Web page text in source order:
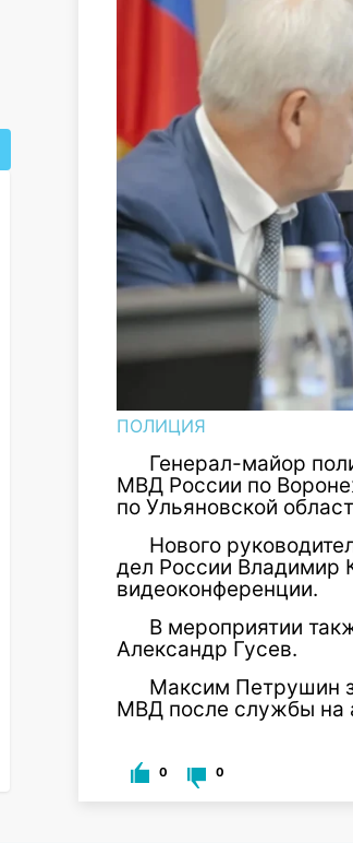
ПОЛИЦИЯ
Генерал-майор
МВД России по
по Ульяновской
Нового
дел России Владимир
видеоконференции.
В мероприятии
Александр Гусев.
Максим Петрушин
МВД после службы на
0 0